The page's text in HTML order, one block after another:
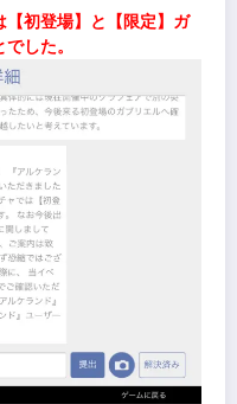
【初登場】と【限定】ガ
した。